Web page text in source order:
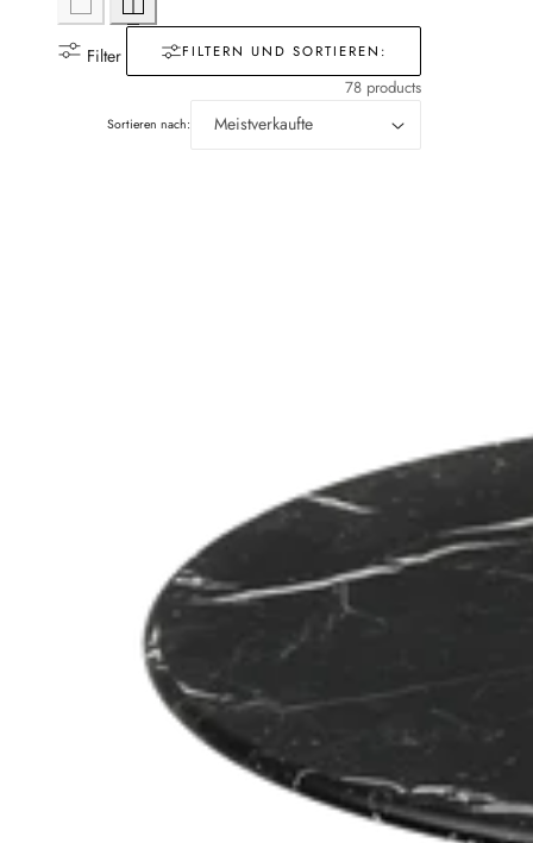
Filter FILTERN UND SORTIEREN:
78 products
Sortieren nach: